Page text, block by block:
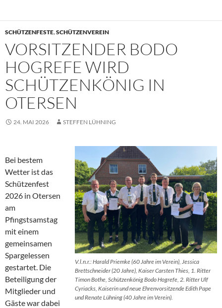
SCHÜTZENFESTE,SCHÜTZENVEREIN
VORSITZENDER BODO
HOGREFE WIRD
SCHÜTZENKÖNIG IN
OTERSEN
24. MAI 2026 STEFFEN LÜHNING
V.l.n.r.: Harald Priemke (60 Jahre im Verein), Jessica
Brettschneider (20 Jahre), Kaiser Carsten Thies, 1. Ritter
Timon Bothe, Schützenkönig Bodo Hogrefe, 2. Ritter Ulf
Cyriacks, Kaiserin und neue Ehrenvorsitzende Edith Pape
und Renate Lühning (40 Jahre im Verein).
Bei bestem
Wetter ist das
Schützenfest
2026 in Otersen
am
Pfingstsamstag
mit einem
gemeinsamen
Spargelessen
gestartet. Die
Beteiligung der
Mitglieder und
Gäste war dabei